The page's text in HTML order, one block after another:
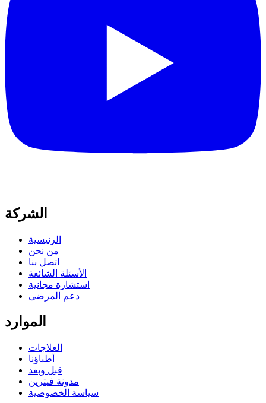
الشركة
الرئيسية
من نحن
اتصل بنا
الأسئلة الشائعة
استشارة مجانية
دعم المرضى
الموارد
العلاجات
أطباؤنا
قبل وبعد
مدونة فيترين
سياسة الخصوصية